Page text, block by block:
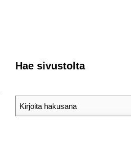
Hae sivustolta